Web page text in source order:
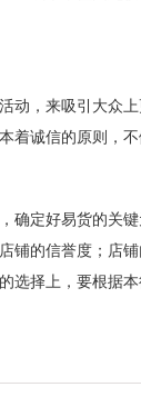
动，来吸引大众
着诚信的原则，
确定好易货的关
铺的信誉度；店
选择上，要根据